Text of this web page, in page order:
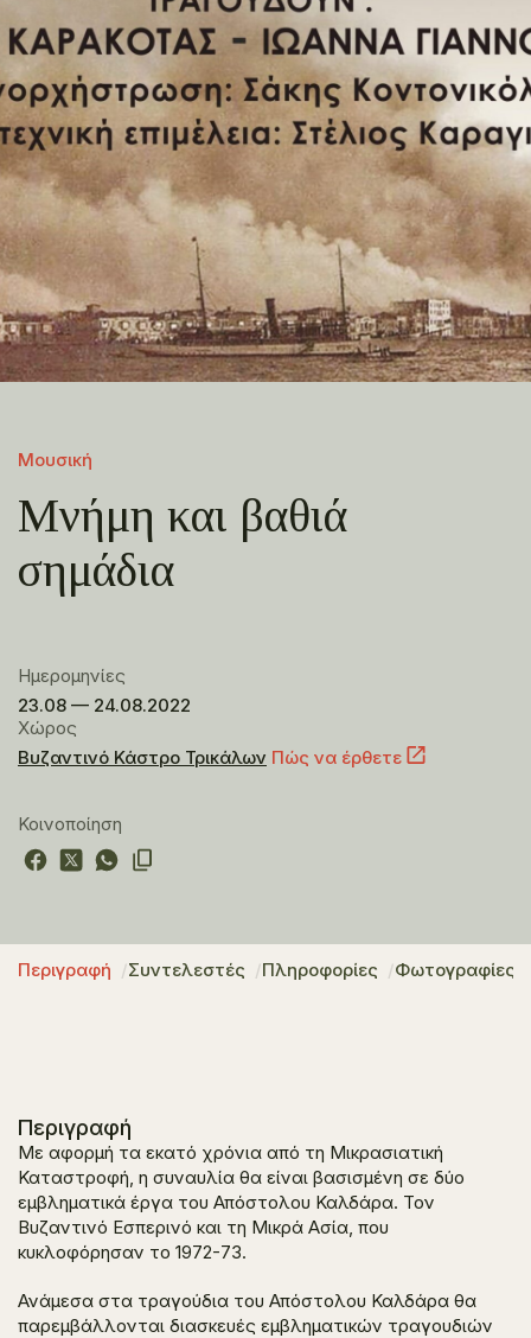
Μουσική
Μνήμη και βαθιά
σημάδια
Ημερομηνίες
23.08 — 24.08.2022
Χώρος
Βυζαντινό Κάστρο Τρικάλων Πώς να έρθετε
Κοινοποίηση
Περιγραφή Συντελεστές Πληροφορίες Φωτογραφίες
Περιγραφή
Με αφορμή τα εκατό χρόνια από τη Μικρασιατική
Καταστροφή, η συναυλία θα είναι βασισμένη σε δύο
εμβληματικά έργα του Απόστολου Καλδάρα. Τον
Βυζαντινό Εσπερινό και τη Μικρά Ασία, που
κυκλοφόρησαν το 1972-73.
Ανάμεσα στα τραγούδια του Απόστολου Καλδάρα θα
παρεμβάλλονται διασκευές εμβληματικών τραγουδιών